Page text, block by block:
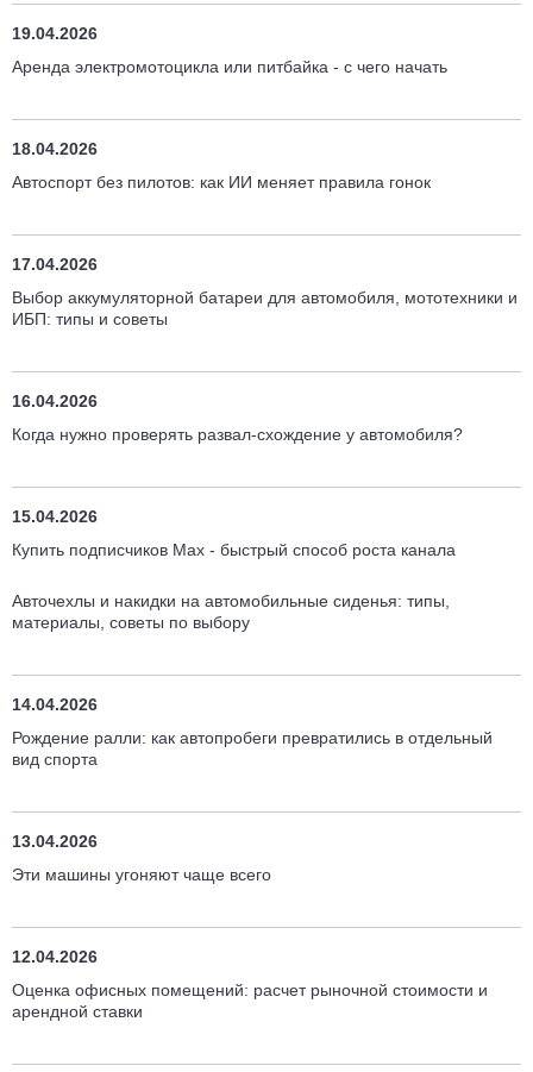
19.04.2026
Аренда электромотоцикла или питбайка - с чего начать
18.04.2026
Автоспорт без пилотов: как ИИ меняет правила гонок
17.04.2026
Выбор аккумуляторной батареи для автомобиля, мототехники и
ИБП: типы и советы
16.04.2026
Когда нужно проверять развал-схождение у автомобиля?
15.04.2026
Купить подписчиков Max - быстрый способ роста канала
Авточехлы и накидки на автомобильные сиденья: типы,
материалы, советы по выбору
14.04.2026
Рождение ралли: как автопробеги превратились в отдельный
вид спорта
13.04.2026
Эти машины угоняют чаще всего
12.04.2026
Оценка офисных помещений: расчет рыночной стоимости и
арендной ставки